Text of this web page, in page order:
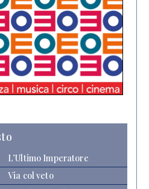
L’Ultimo Imperatore
Via col veto